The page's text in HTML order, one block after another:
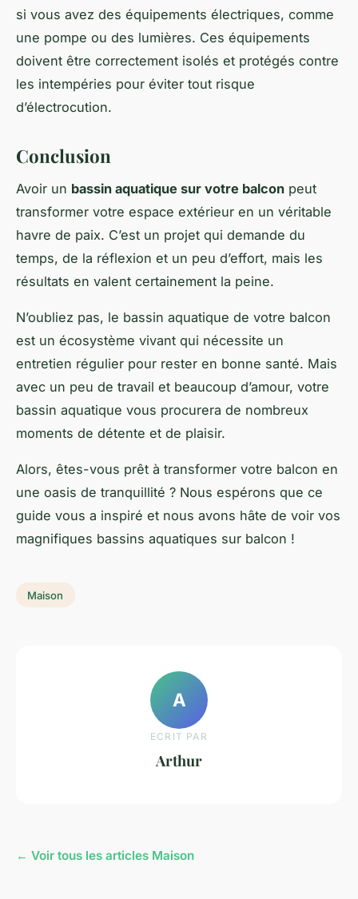
si vous avez des équipements électriques, comme
une pompe ou des lumières. Ces équipements
doivent être correctement isolés et protégés contre
les intempéries pour éviter tout risque
d’électrocution.
Conclusion
Avoir un bassin aquatique sur votre balcon peut
transformer votre espace extérieur en un véritable
havre de paix. C’est un projet qui demande du
temps, de la réflexion et un peu d’effort, mais les
résultats en valent certainement la peine.
N’oubliez pas, le bassin aquatique de votre balcon
est un écosystème vivant qui nécessite un
entretien régulier pour rester en bonne santé. Mais
avec un peu de travail et beaucoup d’amour, votre
bassin aquatique vous procurera de nombreux
moments de détente et de plaisir.
Alors, êtes-vous prêt à transformer votre balcon en
une oasis de tranquillité ? Nous espérons que ce
guide vous a inspiré et nous avons hâte de voir vos
magnifiques bassins aquatiques sur balcon !
Maison
A
ECRIT PAR
Arthur
← Voir tous les articles Maison